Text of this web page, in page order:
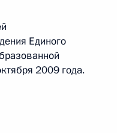
Единого
2009 года.